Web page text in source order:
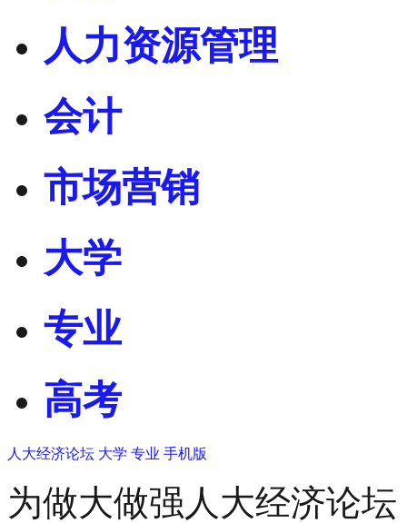
人力资源管理
会计
市场营销
大学
专业
高考
人大经济论坛 大学 专业 手机版
为做大做强人大经济论